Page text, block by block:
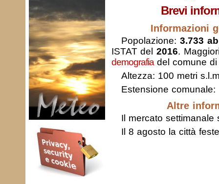
Brevi
Informazioni
Popolazione: 3.733
ISTAT del2016.
demografiadel comune di
Altezza: 100 metri
Estensione comunale:
Altre
Il mercato
Il 8 agosto la città